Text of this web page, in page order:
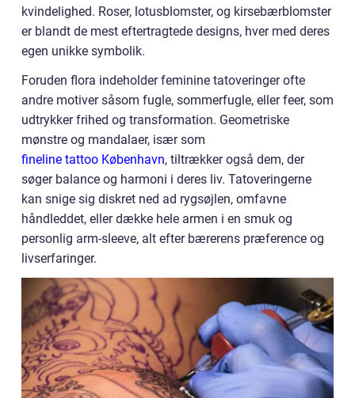
kvindelighed. Roser, lotusblomster, og kirsebærblomster
er blandt de mest eftertragtede designs, hver med deres
egen unikke symbolik.
Foruden flora indeholder feminine tatoveringer ofte
andre motiver såsom fugle, sommerfugle, eller feer, som
udtrykker frihed og transformation. Geometriske
mønstre og mandalaer, især som
fineline tattoo København, tiltrækker også dem, der
søger balance og harmoni i deres liv. Tatoveringerne
kan snige sig diskret ned ad rygsøjlen, omfavne
håndleddet, eller dække hele armen i en smuk og
personlig arm-sleeve, alt efter bærerens præference og
livserfaringer.